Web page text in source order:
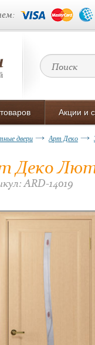
Акции и
двери Арт Деко
Деко
ARD-14019